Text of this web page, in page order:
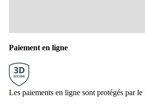
Paiement en ligne
Les paiements en ligne sont protégés par le